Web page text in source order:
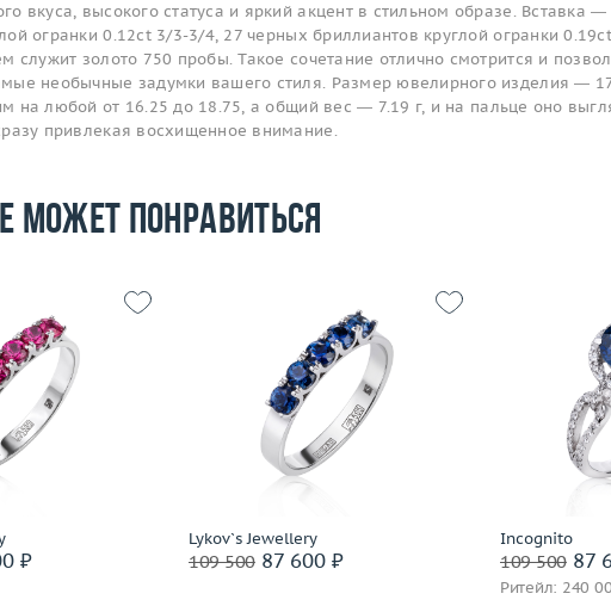
вкуса, высокого статуса и яркий акцент в стильном образе. Вставка —
огранки 0.12ct 3/3-3/4, 27 черных бриллиантов круглой огранки 0.19ct
служит золото 750 пробы. Такое сочетание отлично смотрится и
необычные задумки вашего стиля. Размер ювелирного изделия —
на любой от 16.25 до 18.75, а общий вес — 7.19 г, и на пальце оно
привлекая восхищенное внимание.
может понравиться
₽
585 пробы
Lykov`s Jewellery
109 50087 600 ₽
Материал
золото 585 пробы
Подробнее
Incognito
109 50087
Ритейл: 240
Материал